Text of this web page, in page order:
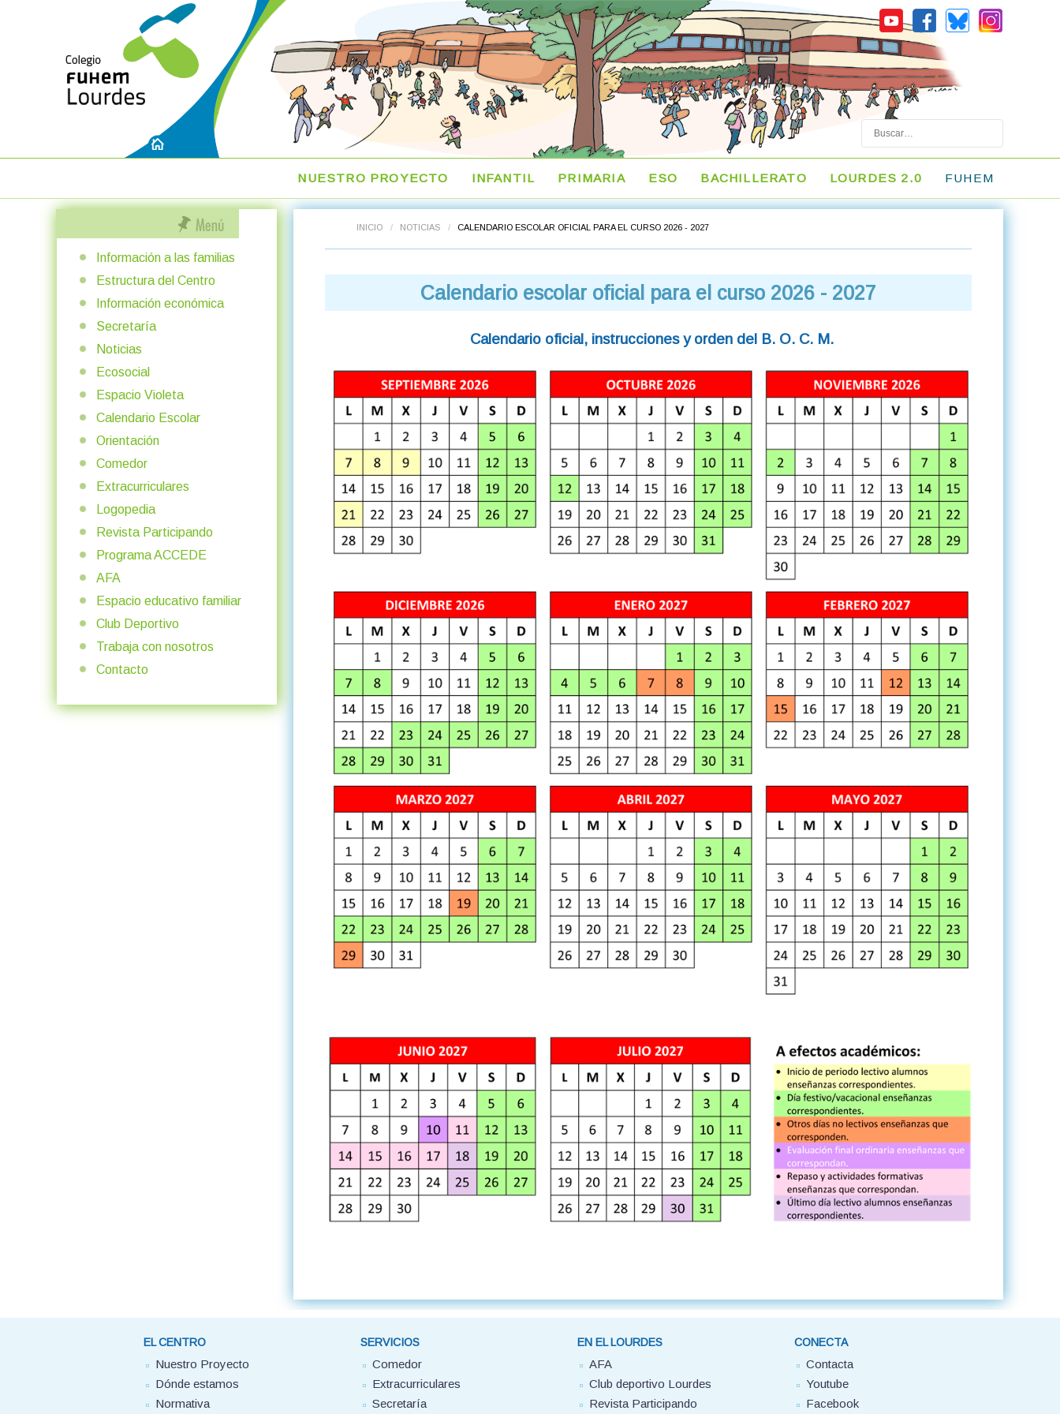
Buscar
NUESTRO PROYECTO INFANTIL PRIMARIA ESO BACHILLERATO LOURDES 2.0 FUHEM
INICIO / NOTICIAS / CALENDARIO ESCOLAR OFICIAL PARA EL CURSO 2026 - 2027
Calendario escolar oficial para el curso 2026 - 2027
Calendario oficial, instrucciones y orden del B. O. C. M.
Información a las familias
Estructura del Centro
Información económica
Secretaría
Noticias
Ecosocial
Espacio Violeta
Calendario Escolar
Orientación
Comedor
Extracurriculares
Logopedia
Revista Participando
Programa ACCEDE
AFA
Espacio educativo familiar
Club Deportivo
Trabaja con nosotros
Contacto
EL CENTRO
Nuestro Proyecto
Dónde estamos
Normativa
SERVICIOS
Comedor
Extracurriculares
Secretaría
EN EL LOURDES
AFA
Club deportivo Lourdes
Revista Participando
CONECTA
Contacta
Youtube
Facebook